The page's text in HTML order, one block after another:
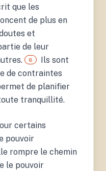
que les
de plus en
et
de leur
8
Politicians and How We
Can Survive Them.
Oxford University Press.
Ils sont
de contraintes
de planifier
tranquillité.
certains
pouvoir
rompre le chemin
le pouvoir